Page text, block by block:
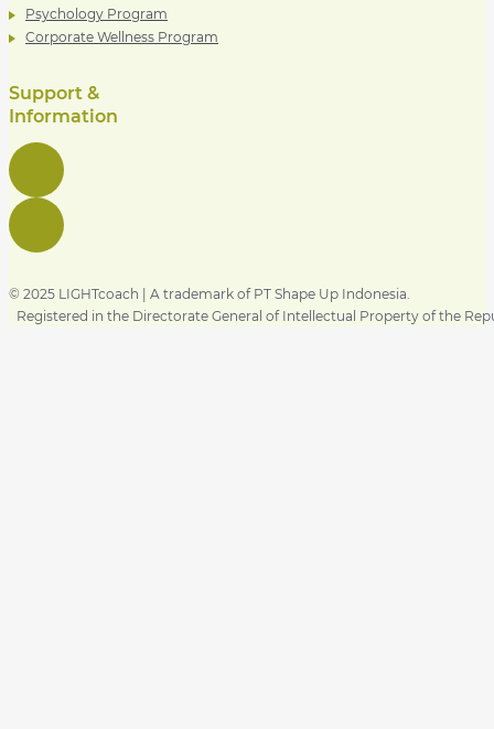
Psychology Program
Corporate Wellness Program
Support &
Information
© 2025 LIGHTcoach | A trademark of PT Shape Up Indonesia.
Registered in the Directorate General of Intellectual Property of the